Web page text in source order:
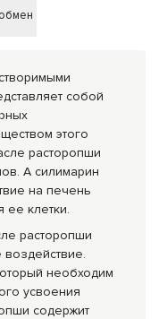
собой
этого
расторопши
А силимарин
на печень
ее клетки.
расторопши
необходим
усвоения
содержит